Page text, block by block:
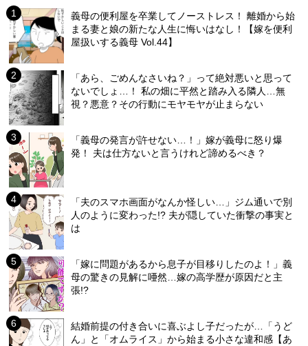
義母の便利屋を卒業してノーストレス！ 離婚から始
まる妻と娘の新たな人生に悔いはなし！【嫁を便利
屋扱いする義母 Vol.44】
「あら、ごめんなさいね？」って絶対悪いと思って
ないでしょ…！ 私の畑に平然と踏み入る隣人…無
視？悪意？その行動にモヤモヤが止まらない
「義母の発言が許せない…！」嫁が義母に怒り爆
発！ 夫は仕方ないと言うけれど諦めるべき？
「夫のスマホ画面がなんか怪しい…」ジム通いで別
人のように変わった!? 夫が隠していた衝撃の事実と
は
「嫁に問題があるから息子が目移りしたのよ！」義
母の驚きの見解に唖然…嫁の高学歴が原因だと主
張!?
結婚前提の付き合いに喜ぶよし子だったが…「うど
ん」と「オムライス」から始まる小さな違和感【あ